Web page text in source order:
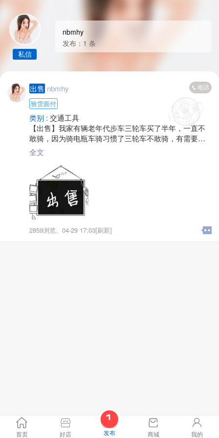
私信
nbmhy
发布：1 条
出售 nbmhy 电话
验货面付
类别 : 交通工具
【出售】我家有辆老年代步车三轮车买了半年，一直不
敢骑，因为骑电瓶车骑习惯了三轮车不敢骑，有需要的
可以联系我，价格面议
全文
2859浏览、 04-29 17:03[刷新]
首页 好店 发布 商城 我的